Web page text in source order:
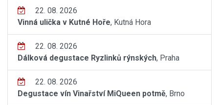
22. 08. 2026
Vinná ulička v Kutné Hoře, Kutná Hora
22. 08. 2026
Dálková degustace Ryzlinků rýnských, Praha
22. 08. 2026
Degustace vín Vinařství MiQueen potmě, Brno